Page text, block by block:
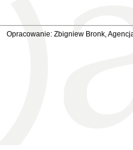
Opracowanie: Zbigniew Bronk,